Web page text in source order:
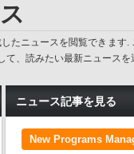
たニュースを閲覧できま
て、読みたい最新ニュース
ニュース記事を見る
New Programs